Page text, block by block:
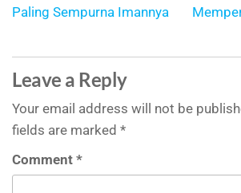
Paling Sempurna Imannya
Leave a Reply
Your email address will not be
fields are marked *
Comment *